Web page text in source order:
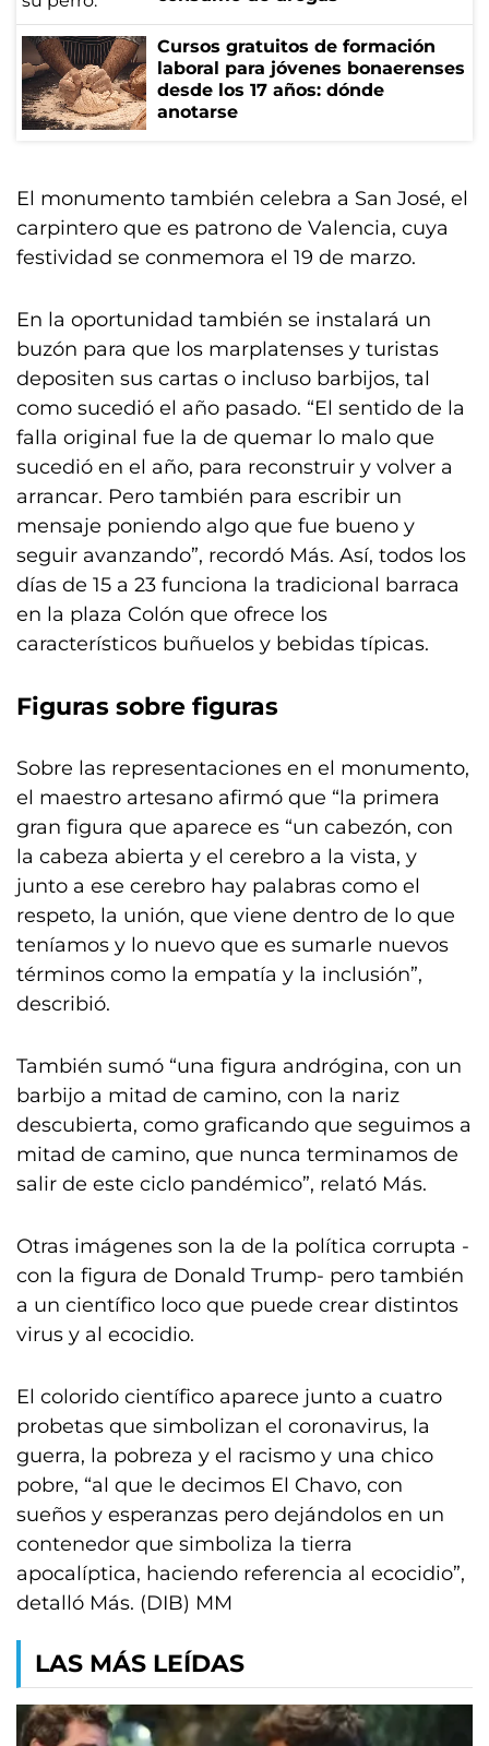
Cursos gratuitos de formación
laboral para jóvenes bonaerenses
desde los 17 años: dónde
anotarse
El monumento también celebra a San José, el
carpintero que es patrono de Valencia, cuya
festividad se conmemora el 19 de marzo.
En la oportunidad también se instalará un
buzón para que los marplatenses y turistas
depositen sus cartas o incluso barbijos, tal
como sucedió el año pasado. “El sentido de la
falla original fue la de quemar lo malo que
sucedió en el año, para reconstruir y volver a
arrancar. Pero también para escribir un
mensaje poniendo algo que fue bueno y
seguir avanzando”, recordó Más. Así, todos los
días de 15 a 23 funciona la tradicional barraca
en la plaza Colón que ofrece los
característicos buñuelos y bebidas típicas.
Figuras sobre figuras
Sobre las representaciones en el monumento,
el maestro artesano afirmó que “la primera
gran figura que aparece es “un cabezón, con
la cabeza abierta y el cerebro a la vista, y
junto a ese cerebro hay palabras como el
respeto, la unión, que viene dentro de lo que
teníamos y lo nuevo que es sumarle nuevos
términos como la empatía y la inclusión”,
describió.
También sumó “una figura andrógina, con un
barbijo a mitad de camino, con la nariz
descubierta, como graficando que seguimos a
mitad de camino, que nunca terminamos de
salir de este ciclo pandémico”, relató Más.
Otras imágenes son la de la política corrupta -
con la figura de Donald Trump- pero también
a un científico loco que puede crear distintos
virus y al ecocidio.
El colorido científico aparece junto a cuatro
probetas que simbolizan el coronavirus, la
guerra, la pobreza y el racismo y una chico
pobre, “al que le decimos El Chavo, con
sueños y esperanzas pero dejándolos en un
contenedor que simboliza la tierra
apocalíptica, haciendo referencia al ecocidio”,
detalló Más. (DIB) MM
LAS MÁS LEÍDAS